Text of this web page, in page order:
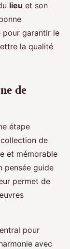
lieu et son
pour garantir le
la qualité
de
étape
de
et mémorable
pensée guide
permet de
pour
avec